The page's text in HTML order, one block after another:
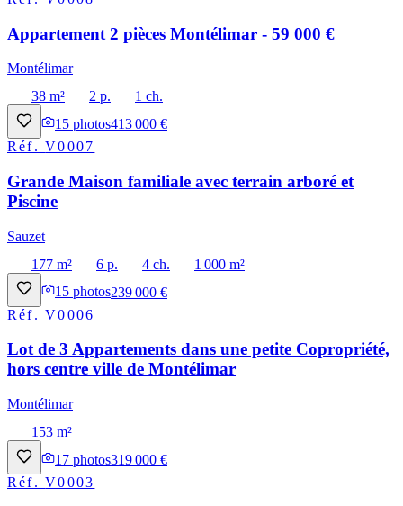
Appartement 2 pièces Montélimar - 59 000 €
Montélimar
38 m²
2 p.
1 ch.
15 photos413 000 €
Réf.V0007
Grande Maison familiale avec terrain arboré et
Piscine
Sauzet
177 m²
6 p. 4 ch.
1 000 m²
15 photos239 000 €
Réf.V0006
Lot de 3 Appartements dans une petite Copropriété,
hors centre ville de Montélimar
Montélimar
153 m²
17 photos319 000 €
Réf.V0003